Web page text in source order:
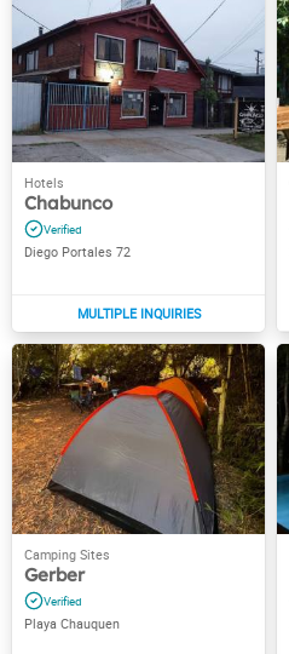
Chabunco
Diego Portales 72
Gerber
Playa Chauquen